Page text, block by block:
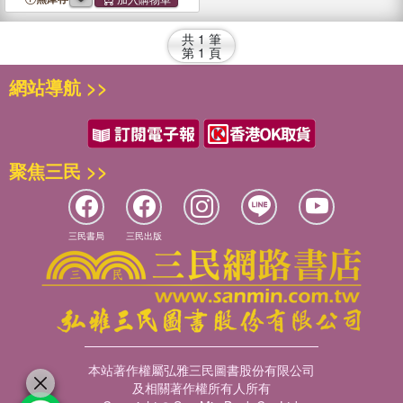
共 1 筆
第 1 頁
網站導航 >>
聚焦三民 >>
三民書局 三民出版
本站著作權屬弘雅三民圖書股份有限公司
及相關著作權所有人所有